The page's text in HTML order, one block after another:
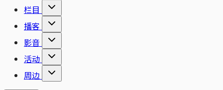
栏目
播客
影音
活动
周边